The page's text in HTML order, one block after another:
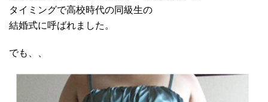
タイミングで高校時代の同級生の
結婚式に呼ばれました。
でも、、